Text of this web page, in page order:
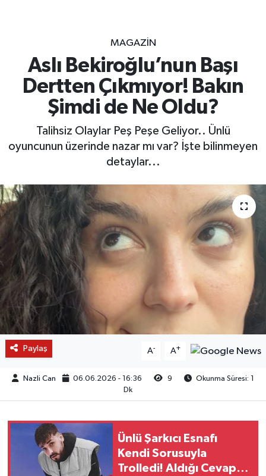
MAGAZİN
Aslı Bekiroğlu’nun Başı
Dertten Çıkmıyor! Bakın
Şimdi de Ne Oldu?
Talihsiz Olaylar Peş Peşe Geliyor.. Ünlü
oyuncunun üzerinde nazar mı var? İşte bilinmeyen
detaylar...
Paylaş A- A+
Nazli Can 06.06.2026 - 16:36 9
Okunma Süresi: 1
Dk
Ünlü Şarkıcı Esnafı
Kendi Sorusuyla
Trolledi! Aldığı Cevap